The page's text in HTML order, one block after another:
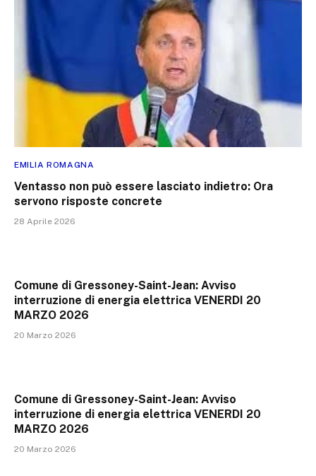
EMILIA ROMAGNA
Ventasso non può essere lasciato indietro: Ora
servono risposte concrete
28 Aprile 2026
Comune di Gressoney-Saint-Jean: Avviso
interruzione di energia elettrica VENERDI 20
MARZO 2026
20 Marzo 2026
Comune di Gressoney-Saint-Jean: Avviso
interruzione di energia elettrica VENERDI 20
MARZO 2026
20 Marzo 2026